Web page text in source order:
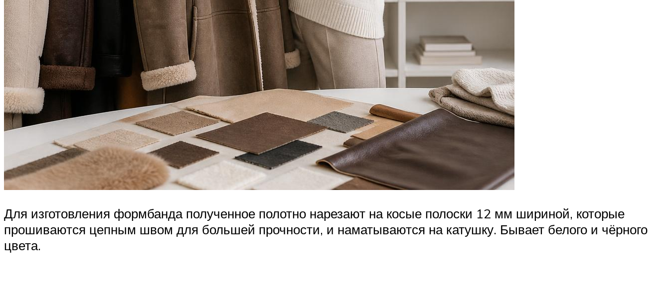
Для изготовления формбанда полученное полотно нарезают на косые полоски 12 мм шириной, которые
прошиваются цепным швом для большей прочности, и наматываются на катушку. Бывает белого и чёрного
цвета.